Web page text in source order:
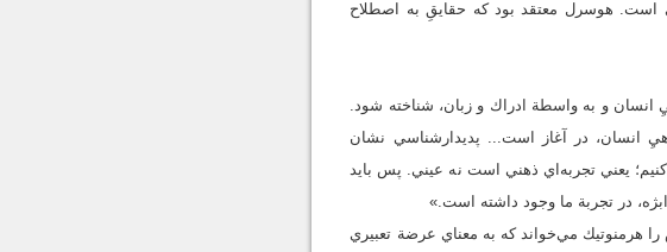
است. هوسرل معتقد بود كه حقايقِ به اصطلاح
انسان و به واسطة ادراك و زبان، شناخته شود.
انسان، در آغاز است... پديدارشناسي نشان
يعني تجربه‌اي ذهني است نه عيني. پس بايد
در تجربة ما وجود داشته است.»
را هرمنوتيك مي‌خواند كه به معناي عرضة تعبيري